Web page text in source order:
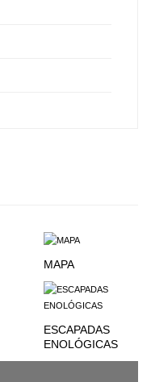
MAPA
ESCAPADAS
ENOLÓGICAS